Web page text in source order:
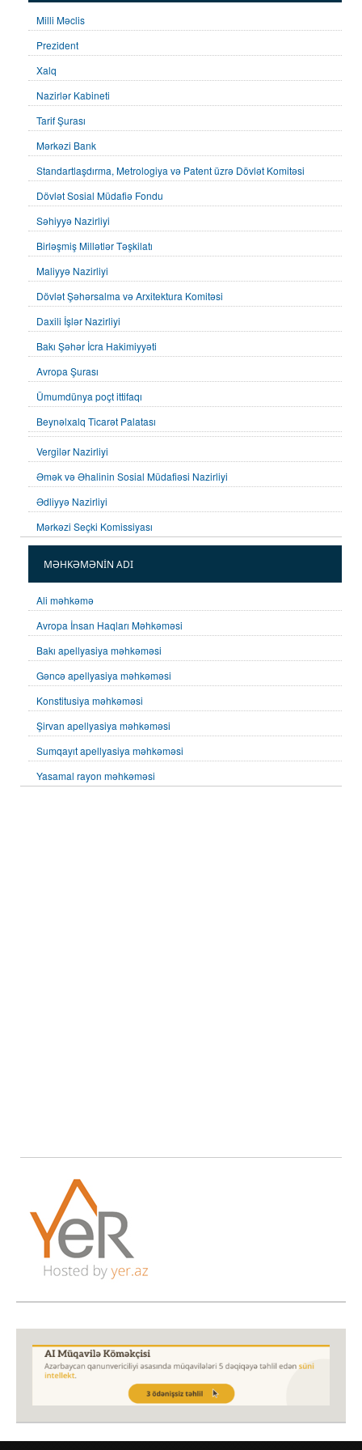
Milli Məclis
Prezident
Xalq
Nazirlər Kabineti
Tarif Şurası
Mərkəzi Bank
Standartlaşdırma, Metrologiya və Patent üzrə Dövlət Komitəsi
Dövlət Sosial Müdafiə Fondu
Səhiyyə Nazirliyi
Birləşmiş Millətlər Təşkilatı
Maliyyə Nazirliyi
Dövlət Şəhərsalma və Arxitektura Komitəsi
Daxili İşlər Nazirliyi
Bakı Şəhər İcra Hakimiyyəti
Avropa Şurası
Ümumdünya poçt ittifaqı
Beynəlxalq Ticarət Palatası
Vergilər Nazirliyi
Əmək və Əhalinin Sosial Müdafiəsi Nazirliyi
Ədliyyə Nazirliyi
Mərkəzi Seçki Komissiyası
MƏHKƏMƏNİN ADI
Ali məhkəmə
Avropa İnsan Haqları Məhkəməsi
Bakı apellyasiya məhkəməsi
Gəncə apellyasiya məhkəməsi
Konstitusiya məhkəməsi
Şirvan apellyasiya məhkəməsi
Sumqayıt apellyasiya məhkəməsi
Yasamal rayon məhkəməsi